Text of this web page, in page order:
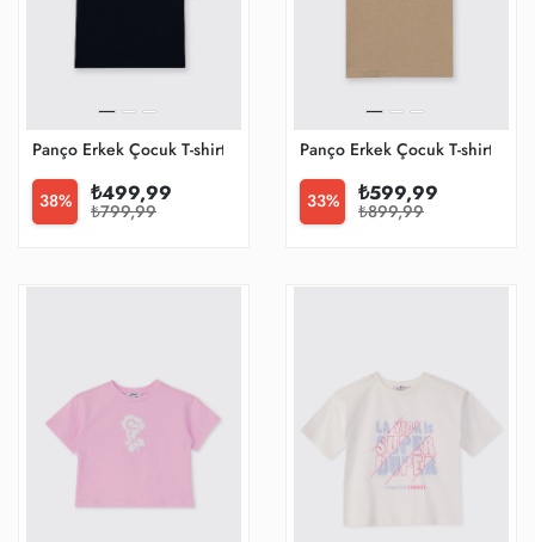
Panço Erkek Çocuk T-shirt
38% ₺499,99
₺799,99
Panço Erkek Çocuk T-shirt
33% ₺599,99
₺899,99